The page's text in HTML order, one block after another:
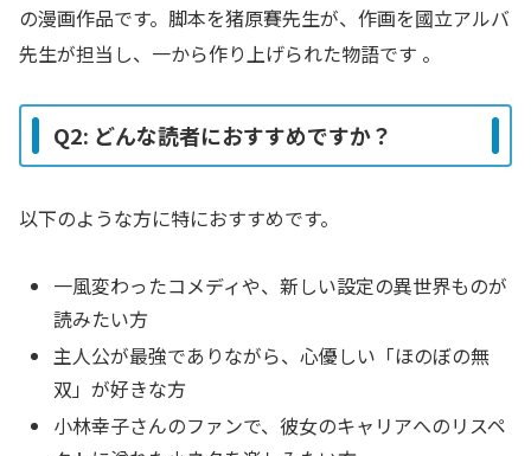
の漫画作品です。脚本を猪原賽先生が、作画を國立アルバ
先生が担当し、一から作り上げられた物語です 。
Q2: どんな読者におすすめですか？
以下のような方に特におすすめです。
一風変わったコメディや、新しい設定の異世界ものが
読みたい方
主人公が最強でありながら、心優しい「ほのぼの無
双」が好きな方
小林幸子さんのファンで、彼女のキャリアへのリスペ